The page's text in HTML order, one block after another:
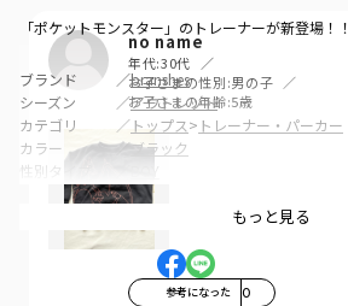
no name
年代:30代
お子さまの性別:男の子
お子さまの年齢:5歳
参考になった 0
「ポケットモンスター」のトレーナーが新登場！！
ブランド ／branshes
シーズン
／アウトレット
カテゴリ
／トップス> トレーナー・パーカー
カラー
／ブラック
性別タイプ
商品番号
／11-4604-011
もっと見る